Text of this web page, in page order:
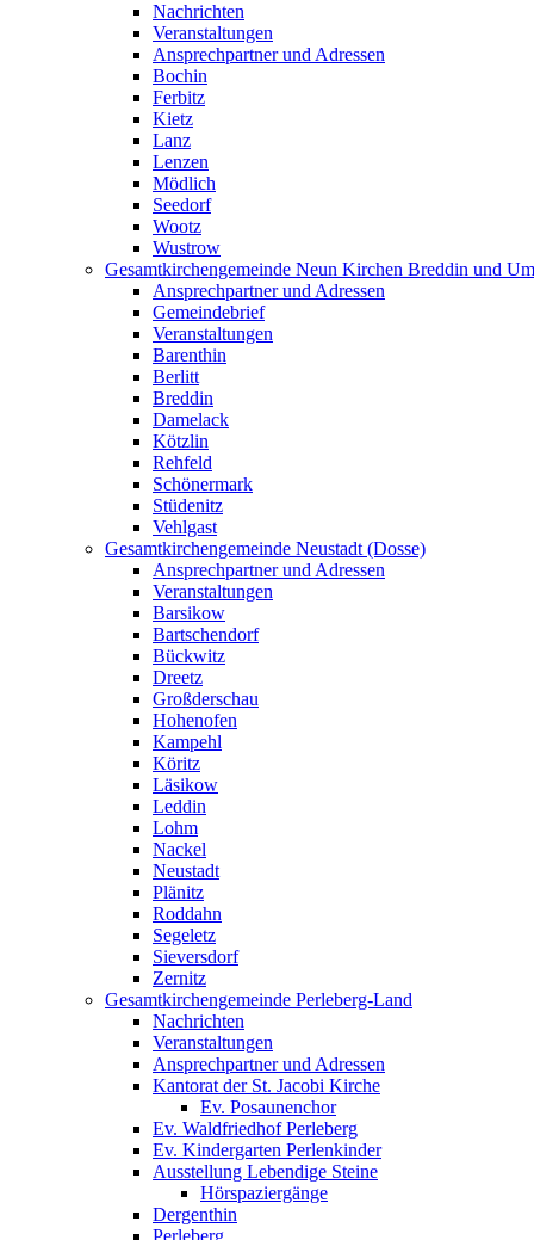
Nachrichten
Veranstaltungen
Ansprechpartner und Adressen
Bochin
Ferbitz
Kietz
Lanz
Lenzen
Mödlich
Seedorf
Wootz
Wustrow
Gesamtkirchengemeinde Neun Kirchen Breddin und
Ansprechpartner und Adressen
Gemeindebrief
Veranstaltungen
Barenthin
Berlitt
Breddin
Damelack
Kötzlin
Rehfeld
Schönermark
Stüdenitz
Vehlgast
Gesamtkirchengemeinde Neustadt (Dosse)
Ansprechpartner und Adressen
Veranstaltungen
Barsikow
Bartschendorf
Bückwitz
Dreetz
Großderschau
Hohenofen
Kampehl
Köritz
Läsikow
Leddin
Lohm
Nackel
Neustadt
Plänitz
Roddahn
Segeletz
Sieversdorf
Zernitz
Gesamtkirchengemeinde Perleberg-Land
Nachrichten
Veranstaltungen
Ansprechpartner und Adressen
Kantorat der St. Jacobi Kirche
Ev. Posaunenchor
Ev. Waldfriedhof Perleberg
Ev. Kindergarten Perlenkinder
Ausstellung Lebendige Steine
Hörspaziergänge
Dergenthin
Perleberg